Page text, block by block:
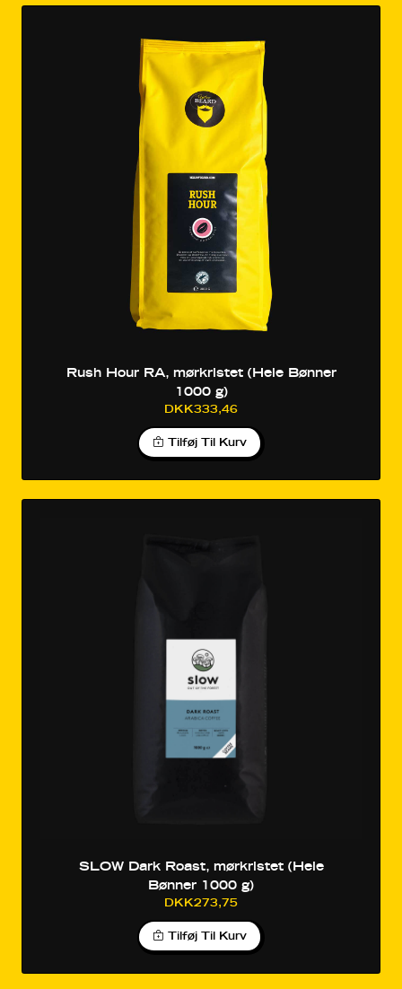
Rush Hour RA, mørkristet (Hele Bønner
1000 g)
DKK333,46
Tilføj Til Kurv
SLOW Dark Roast, mørkristet (Hele
Bønner 1000 g)
DKK273,75
Tilføj Til Kurv